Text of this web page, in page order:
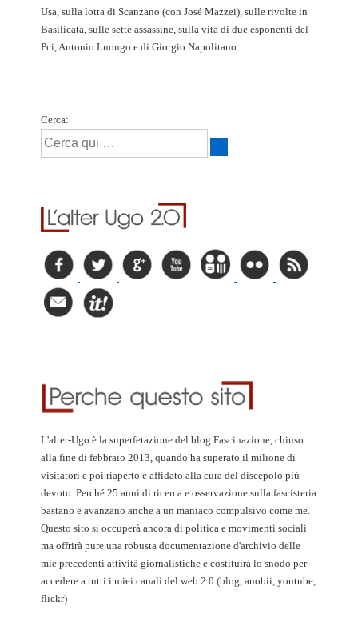
Usa, sulla lotta di Scanzano (con José Mazzei), sulle rivolte in
Basilicata, sulle sette assassine, sulla vita di due esponenti del
Pci, Antonio Luongo e di Giorgio Napolitano.
Cerca:
L'alter-Ugo è la superfetazione del blog Fascinazione, chiuso
alla fine di febbraio 2013, quando ha superato il milione di
visitatori e poi riaperto e affidato alla cura del discepolo più
devoto. Perché 25 anni di ricerca e osservazione sulla fascisteria
bastano e avanzano anche a un maniaco compulsivo come me.
Questo sito si occuperà ancora di politica e movimenti sociali
ma offrirà pure una robusta documentazione d'archivio delle
mie precedenti attività giornalistiche e costituirà lo snodo per
accedere a tutti i miei canali del web 2.0 (blog, anobii, youtube,
flickr)